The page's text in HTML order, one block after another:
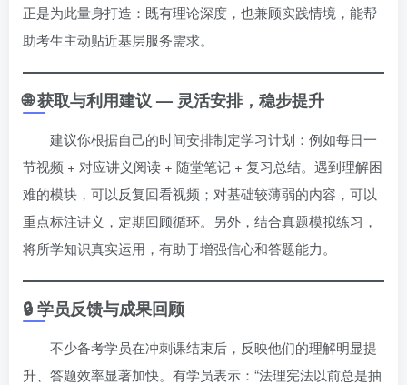
正是为此量身打造：既有理论深度，也兼顾实践情境，能帮
助考生主动贴近基层服务需求。
🌐 获取与利用建议 — 灵活安排，稳步提升
建议你根据自己的时间安排制定学习计划：例如每日一
节视频 + 对应讲义阅读 + 随堂笔记 + 复习总结。遇到理解困
难的模块，可以反复回看视频；对基础较薄弱的内容，可以
重点标注讲义，定期回顾循环。另外，结合真题模拟练习，
将所学知识真实运用，有助于增强信心和答题能力。
🔒 学员反馈与成果回顾
不少备考学员在冲刺课结束后，反映他们的理解明显提
升、答题效率显著加快。有学员表示：“法理宪法以前总是抽